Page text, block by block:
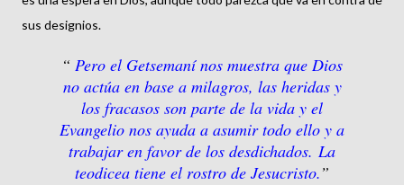
sus designios.
Pero el Getsemaní nos muestra que Dios
no actúa en base a milagros, las heridas y
los fracasos son parte de la vida y el
Evangelio nos ayuda a asumir todo ello y a
trabajar en favor de los desdichados. La
teodicea tiene el rostro de Jesucristo.